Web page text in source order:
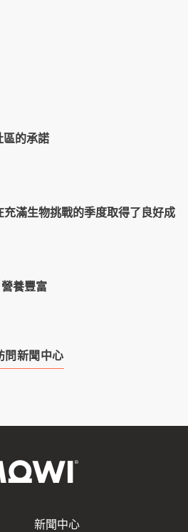
的承諾
滿生物挑戰的季度取得了良好成
養豐富
問新聞中心
新聞中心